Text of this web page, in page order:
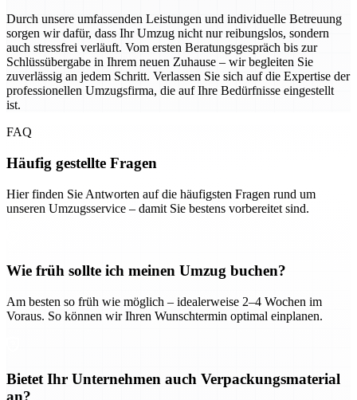
Durch unsere umfassenden Leistungen und individuelle Betreuung
sorgen wir dafür, dass Ihr Umzug nicht nur reibungslos, sondern
auch stressfrei verläuft. Vom ersten Beratungsgespräch bis zur
Schlüssübergabe in Ihrem neuen Zuhause – wir begleiten Sie
zuverlässig an jedem Schritt. Verlassen Sie sich auf die Expertise der
professionellen Umzugsfirma, die auf Ihre Bedürfnisse eingestellt
ist.
FAQ
Häufig gestellte Fragen
Hier finden Sie Antworten auf die häufigsten Fragen rund um
unseren Umzugsservice – damit Sie bestens vorbereitet sind.
Wie früh sollte ich meinen Umzug buchen?
Am besten so früh wie möglich – idealerweise 2–4 Wochen im
Voraus. So können wir Ihren Wunschtermin optimal einplanen.
Bietet Ihr Unternehmen auch Verpackungsmaterial
an?